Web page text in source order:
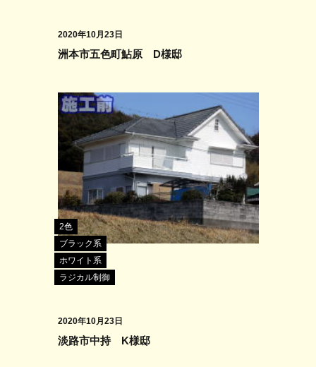
2020年10月23日
洲本市五色町鮎原 D様邸
2色
ブラック系
ホワイト系
ラジカル制御
2020年10月23日
淡路市中持 K様邸